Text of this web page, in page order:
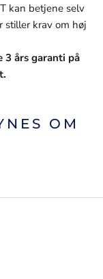
kan betjene selv
stiller krav om høj
års garanti på
OM